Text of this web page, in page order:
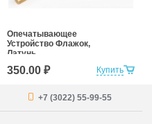
Купить
Опечатывающее
Устройство Флажок,
Латунь
350.00 ₽
+7 (3022) 55-99-55